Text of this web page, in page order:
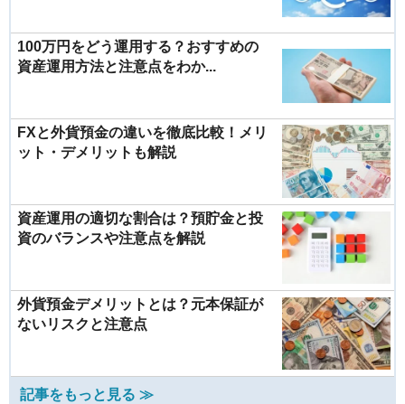
100万円をどう運用する？おすすめの
資産運用方法と注意点をわか...
FXと外貨預金の違いを徹底比較！メリ
ット・デメリットも解説
資産運用の適切な割合は？預貯金と投
資のバランスや注意点を解説
外貨預金デメリットとは？元本保証が
ないリスクと注意点
記事をもっと見る ≫